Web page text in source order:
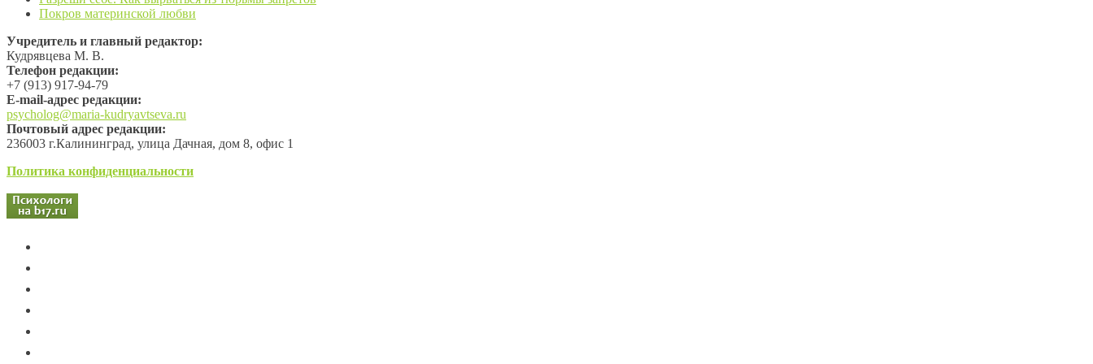
Покров материнской любви
Учредитель и главный редактор:
Кудрявцева М. В.
Телефон редакции:
+7 (913) 917-94-79
Е-mail-адрес редакции:
psycholog@maria-kudryavtseva.ru
Почтовый адрес редакции:
236003 г.Калининград, улица Дачная, дом 8, офис 1
Политика конфиденциальности